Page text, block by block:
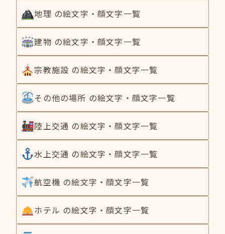
地理 の絵文字・顔文字一覧
建物 の絵文字・顔文字一覧
宗教施設 の絵文字・顔文字一覧
その他の場所 の絵文字・顔文字一覧
陸上交通 の絵文字・顔文字一覧
水上交通 の絵文字・顔文字一覧
航空機 の絵文字・顔文字一覧
ホテル の絵文字・顔文字一覧